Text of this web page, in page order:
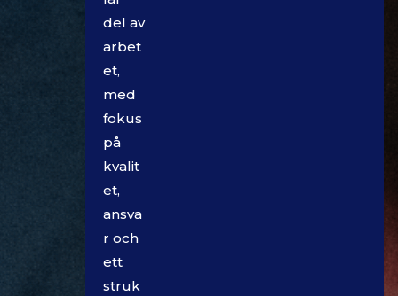
del av
arbet
et,
med
fokus
på
kvalit
et,
ansva
r och
ett
struk